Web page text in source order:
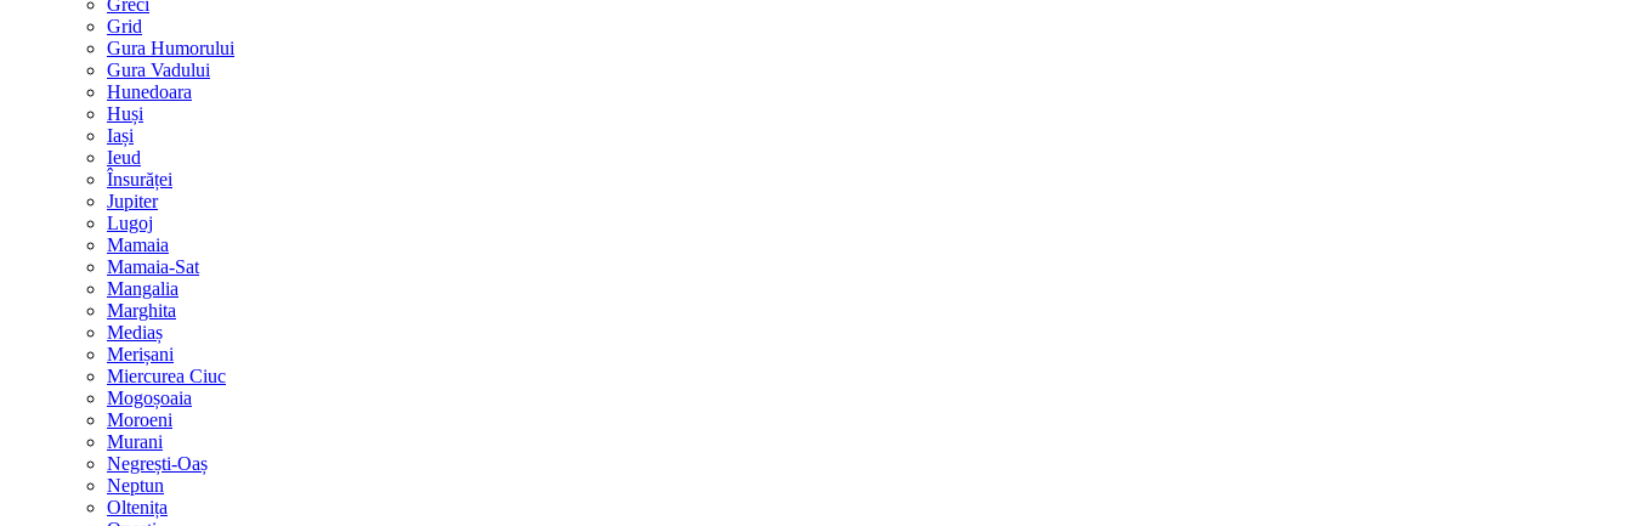
Greci
Grid
Gura Humorului
Gura Vadului
Hunedoara
Huși
Iași
Ieud
Însurăței
Jupiter
Lugoj
Mamaia
Mamaia-Sat
Mangalia
Marghita
Mediaș
Merișani
Miercurea Ciuc
Mogoșoaia
Moroeni
Murani
Negrești-Oaș
Neptun
Oltenița